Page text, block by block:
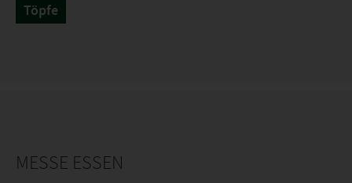
Töpfe
MESSE ESSEN